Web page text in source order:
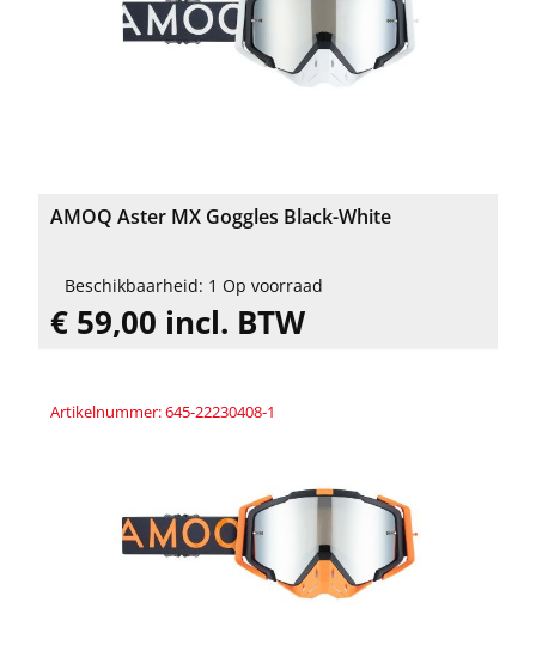
AMOQ Aster MX Goggles Black-White
Beschikbaarheid: 1 Op voorraad
€ 59,00 incl. BTW
Artikelnummer: 645-22230408-1